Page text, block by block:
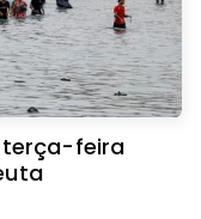
terça-feira